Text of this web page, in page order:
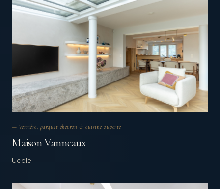
— Verrière, parquet chevron & cuisine ouverte
Maison Vanneaux
Uccle